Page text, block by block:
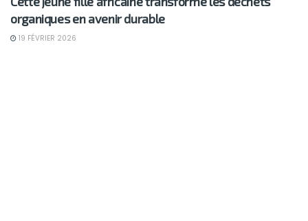
organiques en avenir durable
19 FÉVRIER 2026